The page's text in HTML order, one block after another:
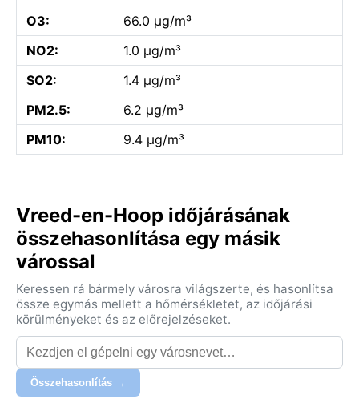
O3:
66.0 µg/m³
NO2:
1.0 µg/m³
SO2:
1.4 µg/m³
PM2.5:
6.2 µg/m³
PM10:
9.4 µg/m³
Vreed-en-Hoop időjárásának
összehasonlítása egy másik
várossal
Keressen rá bármely városra világszerte, és hasonlítsa
össze egymás mellett a hőmérsékletet, az időjárási
körülményeket és az előrejelzéseket.
Összehasonlítás →